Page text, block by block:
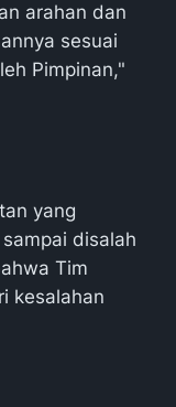
arahan dan
sesuai
Pimpinan,"
yang
disalah
Tim
kesalahan